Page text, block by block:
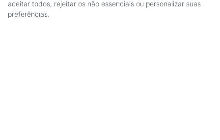
aceitar todos, rejeitar os não essenciais ou personalizar suas
preferências.